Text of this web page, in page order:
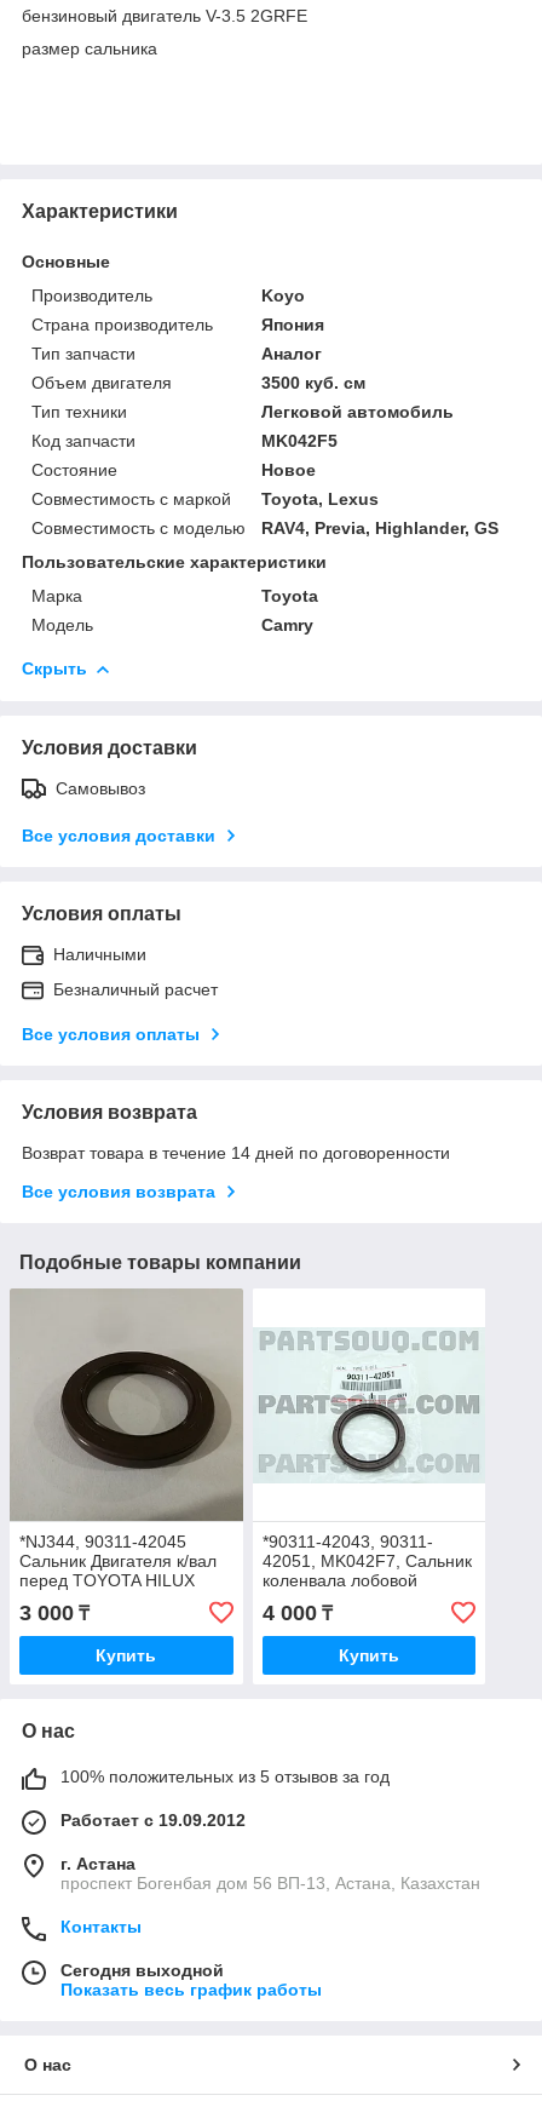
бензиновый двигатель V-3.5 2GRFE
размер сальника
Характеристики
Основные
Производитель
Koyo
Страна производитель
Япония
Тип запчасти
Аналог
Объем двигателя
3500 куб. см
Тип техники
Легковой автомобиль
Код запчасти
MK042F5
Состояние
Новое
Совместимость с маркой
Toyota, Lexus
Совместимость с моделью
RAV4, Previa, Highlander, GS
Пользовательские характеристики
Марка
Toyota
Модель
Camry
Скрыть
Условия доставки
Самовывоз
Все условия доставки
Условия оплаты
Наличными
Безналичный расчет
Все условия оплаты
Условия возврата
Возврат товара в течение 14 дней по договоренности
Все условия возврата
Подобные товары компании
*NJ344, 90311-42045
Сальник Двигателя к/вал
перед TOYOTA HILUX
SURF 4Runner ES200/250
MK042FS, PAYEN,
(42x60x7)
3 000 ₸
Купить
*90311-42043, 90311-
42051, MK042F7, Сальник
коленвала лобовой
TOYOTA CAMRY ASV50
2011-18, RAV4, KOYO,
JAPAN, 42x54x7,5
4 000₸
Купить
О нас
100% положительных из 5 отзывов за год
Работает с 19.09.2012
г. Астана
проспект Богенбая дом 56 ВП-13, Астана, Казахстан
Контакты
Сегодня выходной
Показать весь график работы
О нас